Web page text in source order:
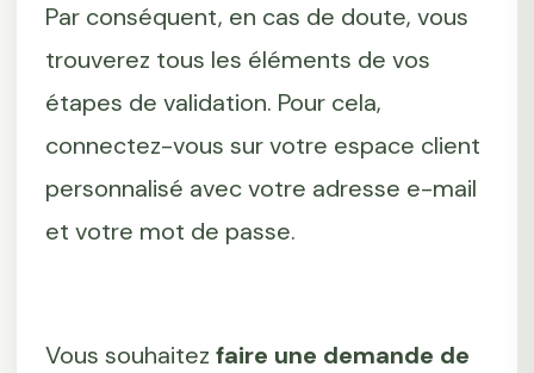
Par conséquent, en cas de doute, vous
trouverez tous les éléments de vos
étapes de validation. Pour cela,
connectez-vous sur votre espace client
personnalisé avec votre adresse e-mail
et votre mot de passe.
Vous souhaitez faire une demande de